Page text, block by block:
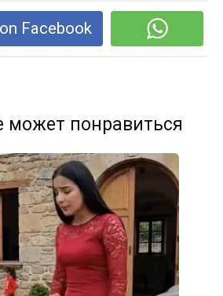
Facebook
может понравиться